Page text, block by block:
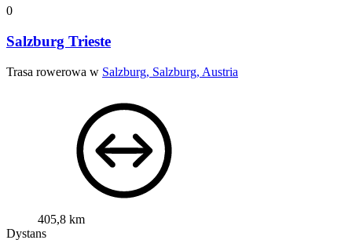
0
Salzburg Trieste
Trasa rowerowa w Salzburg, Salzburg, Austria
405,8 km
Dystans